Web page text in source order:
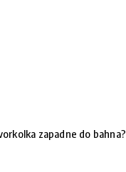
zapadne do bahna?